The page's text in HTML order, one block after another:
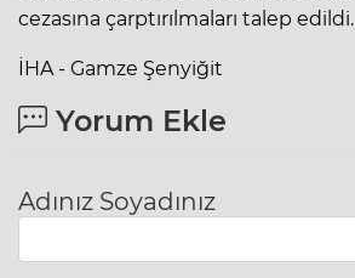
cezasına çarptırılmaları talep edildi.
İHA - Gamze Şenyiğit
Yorum Ekle
Adınız Soyadınız